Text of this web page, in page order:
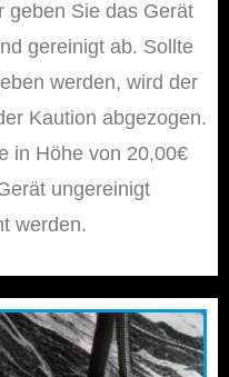
geben Sie das Gerät
gereinigt ab. Sollte
werden, wird der
Kaution abgezogen.
in Höhe von 20,00€
ungereinigt
werden.